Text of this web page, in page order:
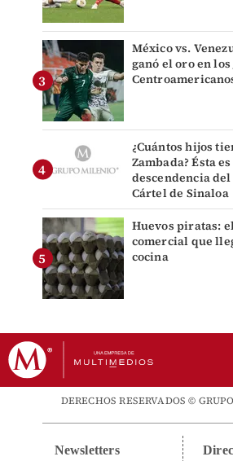
México vs.
ganó el oro en los
¿Cuántos hijos
Zambada? Ésta
descendencia
Cártel de Sinaloa
Huevos piratas:
comercial que
cocina
DERECHOS RESERVADOS ©
Newsletters